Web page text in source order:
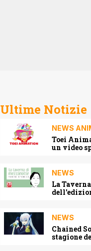
Ultime Notizie
NEWS
Toei
un video
NEWS
La
NEWS
Chained
stagione